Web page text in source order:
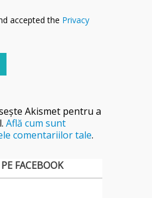
accepted the Privacy
Akismet pentru a
Află cum sunt
comentariilor tale.
FACEBOOK